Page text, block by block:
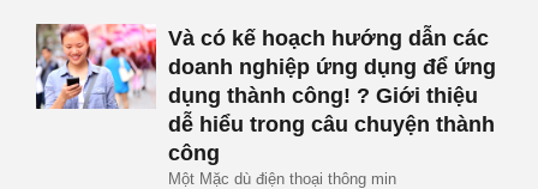
Và có kế hoạch hướng dẫn các
doanh nghiệp ứng dụng để ứng
dụng thành công! ? Giới thiệu
dễ hiểu trong câu chuyện thành
công
Một Mặc dù điện thoại thông min